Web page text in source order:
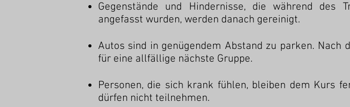
Gegenstände und Hindernisse, die während des
angefasst wurden, werden danach gereinigt.
Autos sind in genügendem Abstand zu parken.
für eine allfällige nächste Gruppe.
Personen, die sich krank fühlen, bleiben dem Kurs
dürfen nicht teilnehmen.